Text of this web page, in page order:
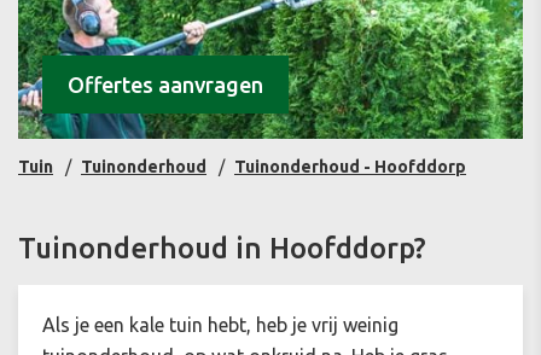
Offertes aanvragen
Tuin Tuinonderhoud Tuinonderhoud - Hoofddorp
Tuinonderhoud in Hoofddorp?
Als je een kale tuin hebt, heb je vrij weinig